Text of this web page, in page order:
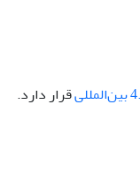
قرار دارد.